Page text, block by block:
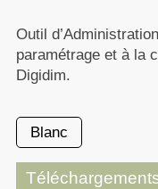
Outil
paramétrage et à la
Digidim.
Blanc